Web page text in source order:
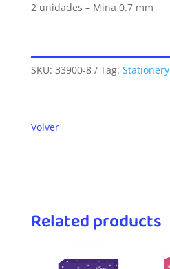
2 unidades – Mina 0.7 mm
SKU: 33900-8 Tag: Stationery
Volver
Related products